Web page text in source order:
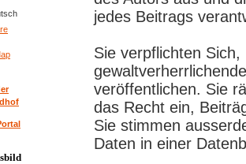
jedes Beitrags
Sie verpflichten
veröffentlichen. Sie
das Recht ein,
Sie stimmen
Daten in einer